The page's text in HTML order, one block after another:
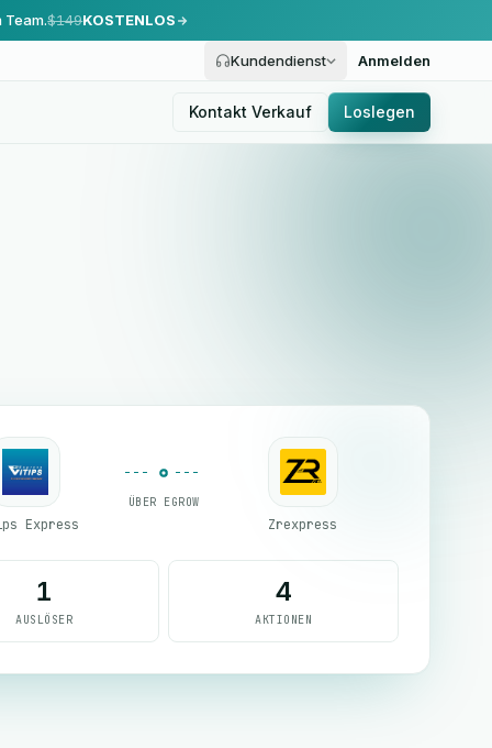
Team.$149KOSTENLOS
Kundendienst Anmelden
Kontakt Verkauf Loslegen
Express
ÜBER EGROW
Zrexpress
1
AUSLÖSER
4
AKTIONEN